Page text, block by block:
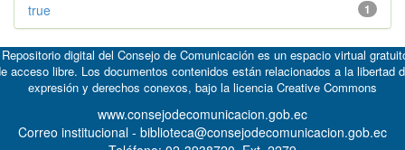
1
true
digital del Consejo de Comunicación es un espacio virtual
acceso libre. Los documentos contenidos están relacionados a la libertad
expresión y derechos conexos, bajo la licencia Creative Commons
www.consejodecomunicacion.gob.ec
Correo institucional - biblioteca@consejodecomunicacion.gob.ec